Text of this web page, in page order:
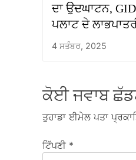
ਦਾ ਉਦਘਾਟਨ,
ਪਲਾਟ ਦੇ
4 ਸਤੰਬਰ, 2025
ਕੋਈ ਜਵਾਬ
ਤੁਹਾਡਾ ਈਮੇਲ ਪਤਾ
ਟਿੱਪਣੀ *